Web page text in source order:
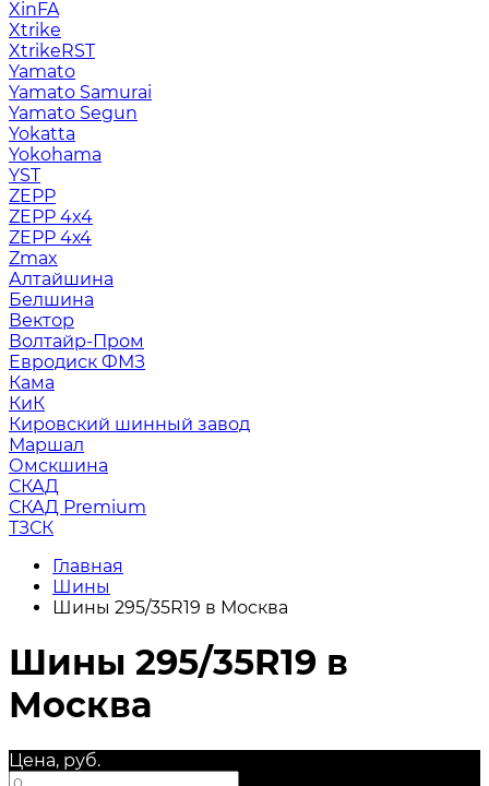
XinFA
Xtrike
XtrikeRST
Yamato
Yamato Samurai
Yamato Segun
Yokatta
Yokohama
YST
ZEPP
ZEPP 4x4
ZEPP 4х4
Zmax
Алтайшина
Белшина
Вектор
Волтайр-Пром
Евродиск ФМЗ
Кама
КиК
Кировский шинный завод
Маршал
Омскшина
СКАД
СКАД Premium
ТЗСК
Главная
Шины
Шины 295/35R19 в Москва
Шины 295/35R19 в
Москва
Цена, руб.